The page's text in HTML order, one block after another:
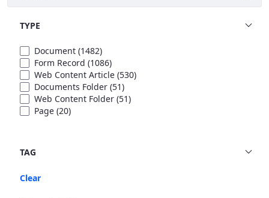
TYPE
Document (1482)
Form Record (1086)
Web Content Article (530)
Documents Folder (51)
Web Content Folder (51)
Page (20)
TAG
Clear